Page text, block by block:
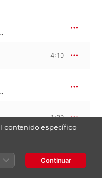
Op. 1 · “El rey de los elfos”
4:10
· “Trocknet nicht, trocknet nicht, Tränen der ewigen Liebe!”
1:30
contenido específico
Continuar